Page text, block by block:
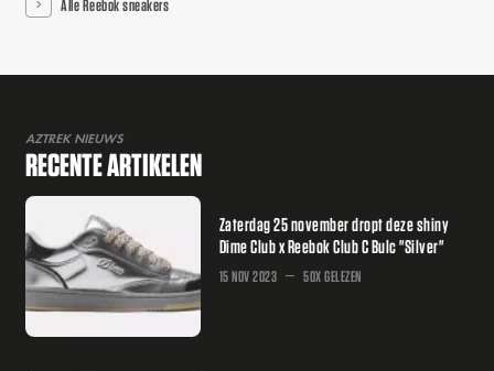
Alle Reebok sneakers
AZTREK NIEUWS
RECENTE ARTIKELEN
Zaterdag 25 november dropt deze shiny
Dime Club x Reebok Club C Bulc "Silver"
15 NOV 2023 50X GELEZEN